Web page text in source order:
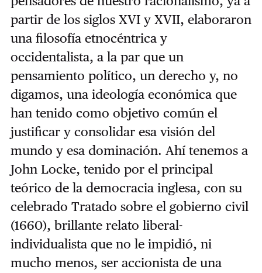
partir de los siglos XVI y XVII, elaboraron
una filosofía etnocéntrica y
occidentalista, a la par que un
pensamiento político, un derecho y, no
digamos, una ideología económica que
han tenido como objetivo común el
justificar y consolidar esa visión del
mundo y esa dominación. Ahí tenemos a
John Locke, tenido por el principal
teórico de la democracia inglesa, con su
celebrado Tratado sobre el gobierno civil
(1660), brillante relato liberal-
individualista que no le impidió, ni
mucho menos, ser accionista de una